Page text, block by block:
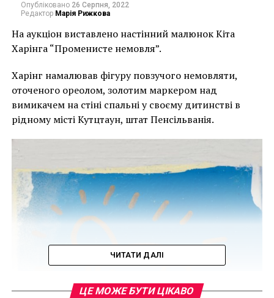
Опубліковано 26 Серпня, 2022
Редактор Марія Рижкова
На аукціон виставлено настінний малюнок Кіта
Харінга “Променисте немовля”.
Харінг намалював фігуру повзучого немовляти,
оточеного ореолом, золотим маркером над
вимикачем на стіні спальні у своєму дитинстві в
рідному місті Кутцтаун, штат Пенсільванія.
ЧИТАТИ ДАЛІ
ЦЕ МОЖЕ БУТИ ЦІКАВО